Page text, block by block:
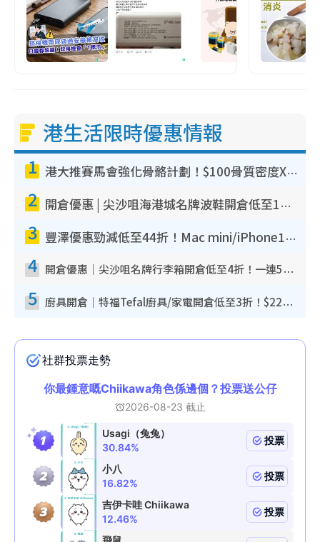
港生活限時優惠情報
1 港大推賽馬會強化骨骼計劃！$100骨質密度X光檢查 完成免費運動訓練送超市禮券！附參加資格
2 開倉優惠 | 尖沙咀海港城名牌波鞋開倉低至1折！On鞋$899起／Joy&Peace鞋履$98起
3 豐澤優惠勁減低至44折！Mac mini/iPhone17Pro大減價！廚房家電$220起
4 開倉優惠｜尖沙咀名牌行李箱開倉低至4折！一連5日 American Tourister/ace./Hallmark $200起！
5 廚具開倉｜特福Tefal廚具/家電開倉低至3折！$220起買平底鍋/炒鑊/湯煲！電飯煲/吸塵機/燙斗$418起